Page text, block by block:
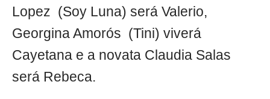
Lopez (Soy Luna) será Valerio,
Georgina Amorós (Tini) viverá
Cayetana e a novata Claudia Salas
será Rebeca.